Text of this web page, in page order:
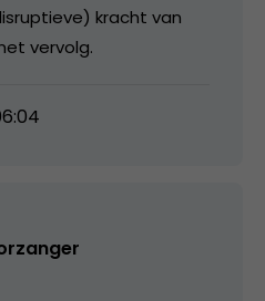
kracht van
vervolg.